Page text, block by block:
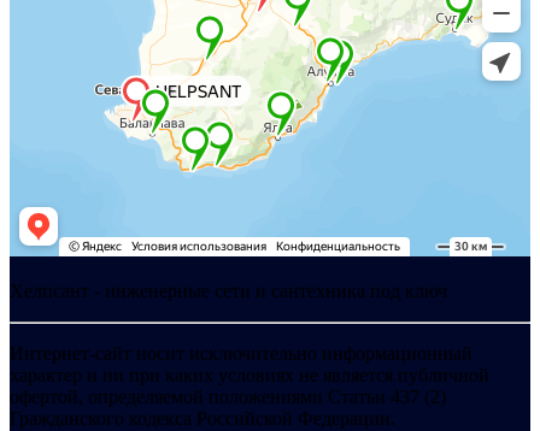
Хелпсант - инженерные сети и сантехника под ключ
Интернет-сайт носит исключительно информационный
характер и ни при каких условиях не является публичной
офертой, определяемой положениями Статьи 437 (2)
Гражданского кодекса Российской Федерации.